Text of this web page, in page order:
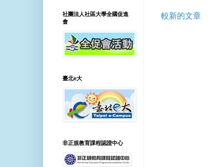
較新的文章
社團法人社區大學全國促進
會
臺北e大
非正規教育課程認證中心